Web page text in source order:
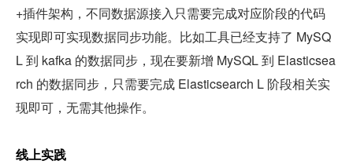
+插件架构，不同数据源接入只需要完成对应阶段的代码
实现即可实现数据同步功能。比如工具已经支持了 MySQ
L 到 kafka 的数据同步，现在要新增 MySQL 到 Elasticsea
rch 的数据同步，只需要完成 Elasticsearch L 阶段相关实
现即可，无需其他操作。
线上实践